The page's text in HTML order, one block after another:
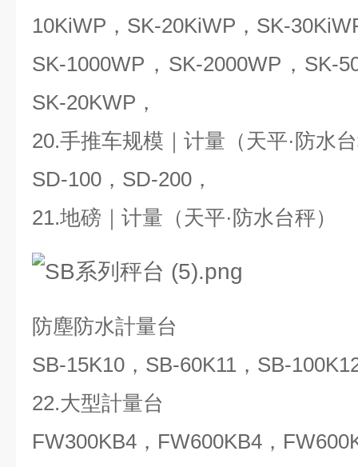
10KiWP，SK-20KiWP，SK-
SK-1000WP，SK-2000WP，SK-
SK-20KWP，
20.手推车规模｜计量（天平·防水
SD-100，SD-200，
21.地磅｜计量（天平·防水台秤）
防塵防水計量台
SB-15K10，SB-60K11，SB-
22.大型計量台
FW300KB4，FW600KB4，